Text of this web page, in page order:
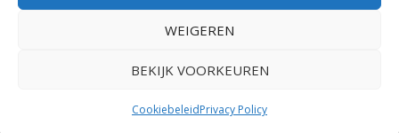
WEIGEREN
BEKIJK VOORKEUREN
CookiebeleidPrivacy Policy
Elegant Themes| Mogelijk gemaakt door